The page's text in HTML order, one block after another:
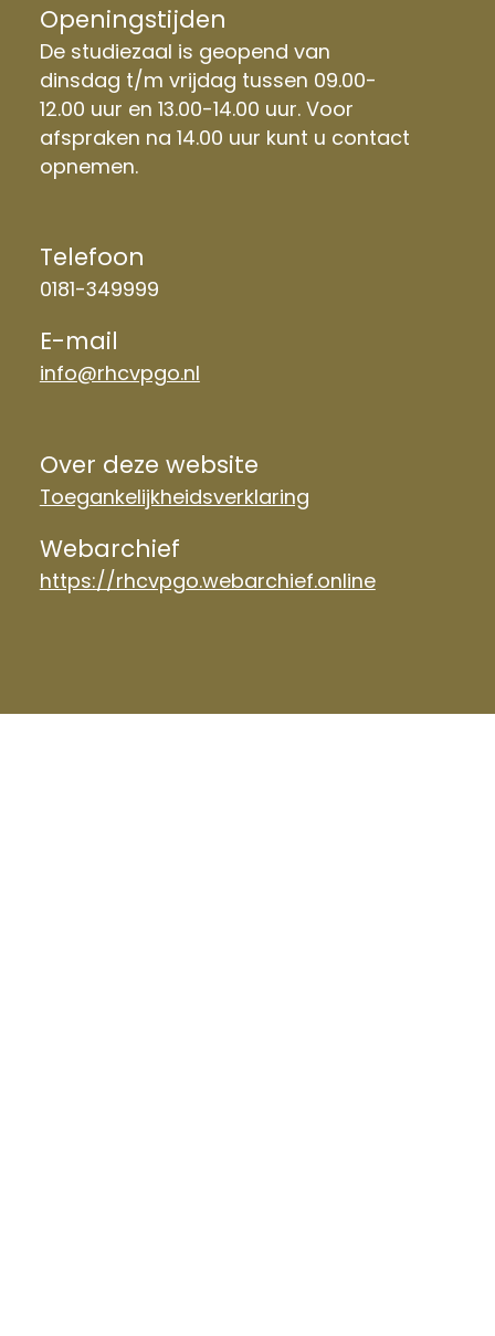
Openingstijden
De studiezaal is geopend van
dinsdag t/m vrijdag tussen 09.00-
12.00 uur en 13.00-14.00 uur. Voor
afspraken na 14.00 uur kunt u contact
opnemen.
Telefoon
0181-349999
E-mail
info@rhcvpgo.nl
Over deze website
Toegankelijkheidsverklaring
Webarchief
https://rhcvpgo.webarchief.online